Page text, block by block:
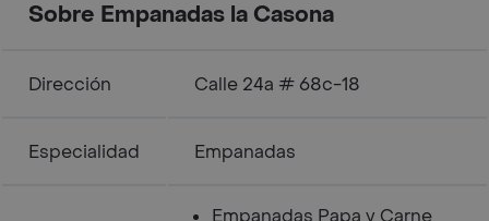
Sobre Empanadas la Casona
Dirección Calle 24a # 68c-18
Especialidad Empanadas
Empanadas Papa y Carne